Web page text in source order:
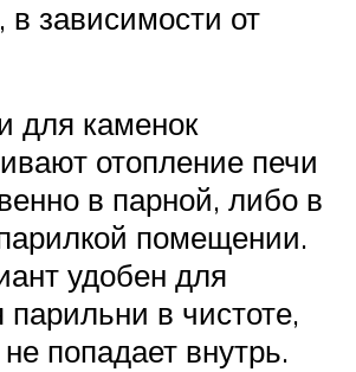
в зависимости от
для каменок
отопление печи
в парной, либо в
помещении.
удобен для
в чистоте,
попадает внутрь.